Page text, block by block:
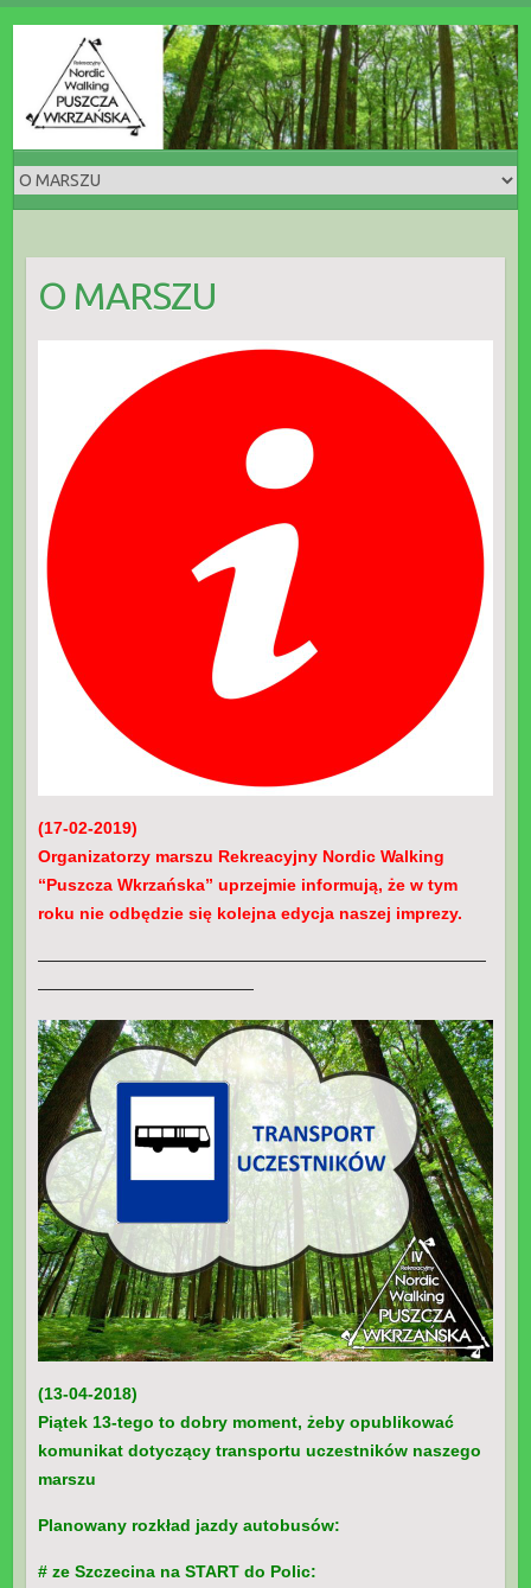
O MARSZU
(17-02-2019)
Organizatorzy marszu Rekreacyjny Nordic Walking
“Puszcza Wkrzańska” uprzejmie informują, że w tym
roku nie odbędzie się kolejna edycja naszej imprezy.
———————————————————————————
—————————————
(13-04-2018)
Piątek 13-tego to dobry moment, żeby opublikować
komunikat dotyczący transportu uczestników naszego
marszu
Planowany rozkład jazdy autobusów:
# ze Szczecina na START do Polic: